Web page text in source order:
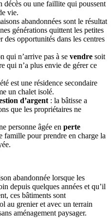
décès ou une faillite qui poussent
vie.
abandonnées sont le résultat
générations quittent les petites
des opportunités dans les centres
qui n’arrive pas à se vendre soit
qui n’a plus envie de gérer ce
est une résidence secondaire
un chalet isolé.
d’argent : la bâtisse a
que les propriétaires ne
personne âgée en perte
famille pour prendre en charge la
abandonnée lorsque les
depuis quelques années et qu’il
ces bâtiments sont
au grenier et avec un terrain
aménagement paysager.